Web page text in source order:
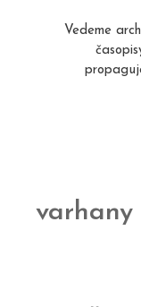
Vedeme
varhany